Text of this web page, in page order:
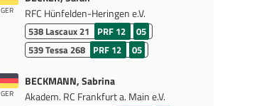
GER
RFC Hünfelden-Heringen e.V.
538 Lascaux 21 PRF 12
05
539Tessa 268 PRF 12 05
GER
BECKMANN, Sabrina
Akadem. RC Frankfurt a. Main e.V.